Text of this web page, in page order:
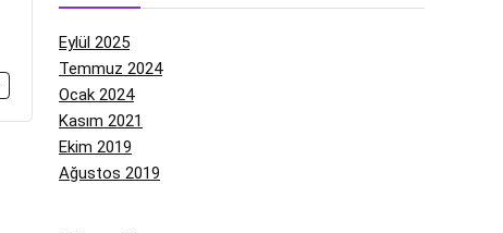
Eylül 2025
Temmuz 2024
Ocak 2024
Kasım 2021
Ekim 2019
Ağustos 2019